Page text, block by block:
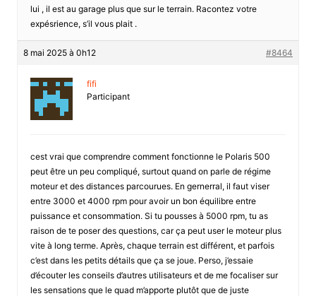
lui , il est au garage plus que sur le terrain. Racontez votre
expésrience, s’il vous plait .
8 mai 2025 à 0h12 #8464
fifi
Participant
cest vrai que comprendre comment fonctionne le Polaris 500
peut être un peu compliqué, surtout quand on parle de régime
moteur et des distances parcourues. En gernerral, il faut viser
entre 3000 et 4000 rpm pour avoir un bon équilibre entre
puissance et consommation. Si tu pousses à 5000 rpm, tu as
raison de te poser des questions, car ça peut user le moteur plus
vite à long terme. Après, chaque terrain est différent, et parfois
c’est dans les petits détails que ça se joue. Perso, j’essaie
d’écouter les conseils d’autres utilisateurs et de me focaliser sur
les sensations que le quad m’apporte plutôt que de juste